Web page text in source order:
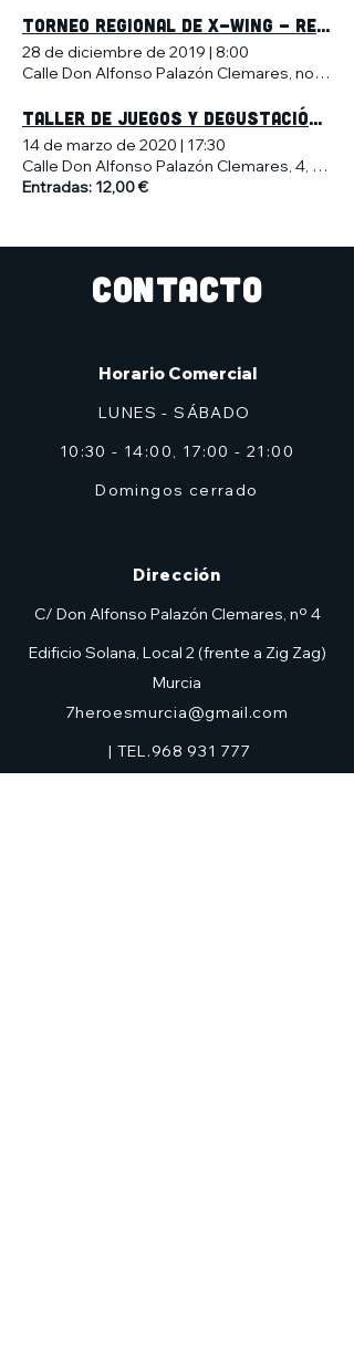
Torneo regional de X-wing - Región de Murcia
28 de diciembre de 2019 | 8:00
Calle Don Alfonso Palazón Clemares, no 4,
Taller de Juegos y Degustación de Cerveza Artesana
14 de marzo de 2020 | 17:30
Calle Don Alfonso Palazón Clemares, 4,
Entradas: 12,00 €
CONTACTO
Horario Comercial
LUNES - SÁBADO
10:30 - 14:00, 17:00 - 21:00
Domingos cerrado
Dirección
C/ Don Alfonso Palazón Clemares, nº 4
Edificio Solana, Local 2 (frente a Zig Zag)
Murcia
7heroesmurcia@gmail.com
| TEL.968 931 777